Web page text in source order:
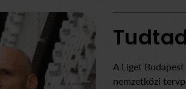
A Liget
nemzetközi